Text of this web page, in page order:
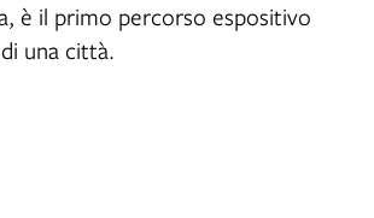
è il primo percorso espositivo
una città.